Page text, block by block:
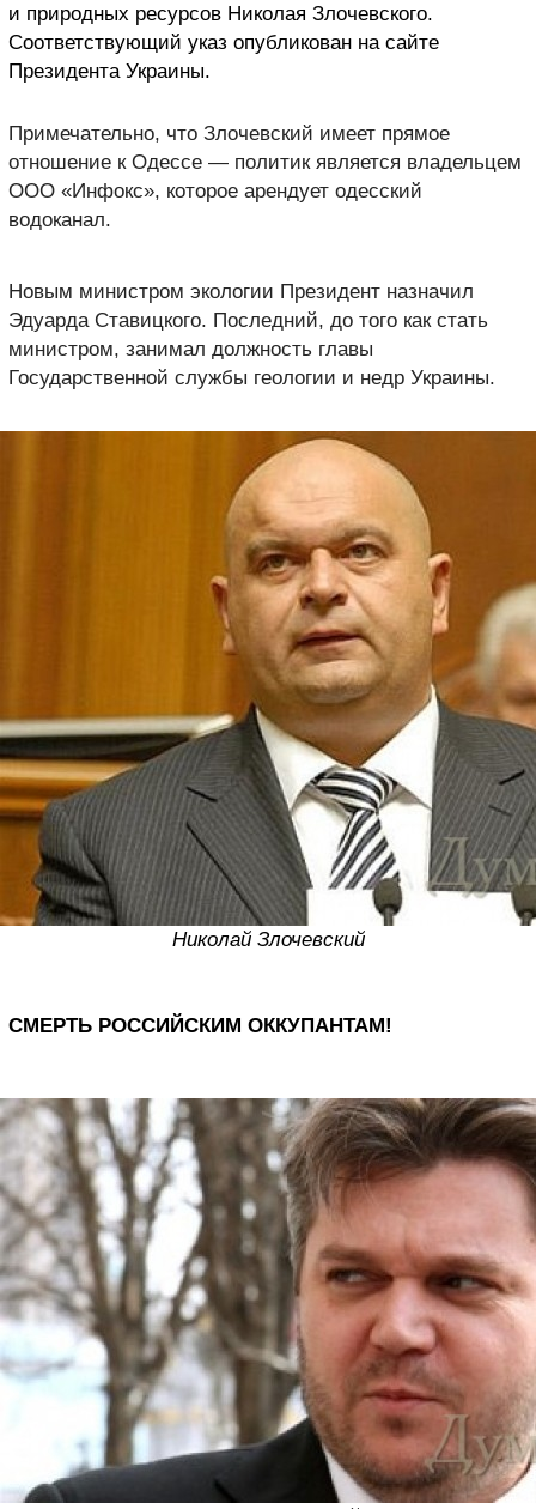
и природных ресурсов Николая Злочевского.
Соответствующий указ опубликован на сайте
Президента Украины.
Примечательно, что Злочевский имеет прямое
отношение к Одессе — политик является владельцем
ООО «Инфокс», которое арендует одесский
водоканал.
Новым министром экологии Президент назначил
Эдуарда Ставицкого. Последний, до того как стать
министром, занимал должность главы
Государственной службы геологии и недр Украины.
Николай Злочевский
СМЕРТЬ РОССИЙСКИМ ОККУПАНТАМ!